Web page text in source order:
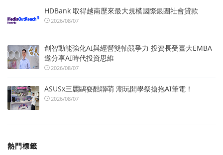
HDBank 取得越南歷來最大規模國際銀團社會貸款
2026/08/07
創智動能強化AI與經營雙軸競爭力 投資長受臺大EMBA
邀分享AI時代投資思維
2026/08/07
ASUSx三麗鷗耍酷聯萌 潮玩開學祭搶抱AI筆電！
2026/08/07
熱門標籤